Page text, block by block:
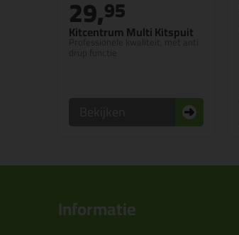
Kitcentrum Multi Kitspuit
Professionele kwaliteit, met anti
29,95
Informatie